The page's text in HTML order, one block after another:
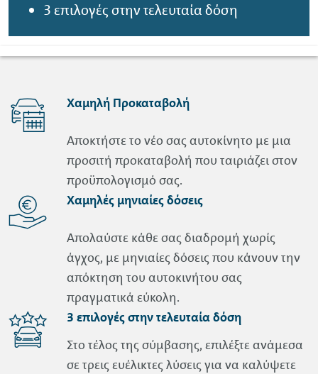
3 επιλογές στην τελευταία δόση
Χαμηλή Προκαταβολή
Αποκτήστε το νέο σας αυτοκίνητο με μια
προσιτή προκαταβολή που ταιριάζει στον
προϋπολογισμό σας.
Χαμηλές μηνιαίες δόσεις
Απολαύστε κάθε σας διαδρομή χωρίς
άγχος, με μηνιαίες δόσεις που κάνουν την
απόκτηση του αυτοκινήτου σας
πραγματικά εύκολη.
3 επιλογές στην τελευταία δόση
Στο τέλος της σύμβασης, επιλέξτε ανάμεσα
σε τρεις ευέλικτες λύσεις για να καλύψετε